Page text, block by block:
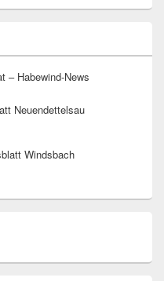
– Habewind-News
Neuendettelsau
Windsbach